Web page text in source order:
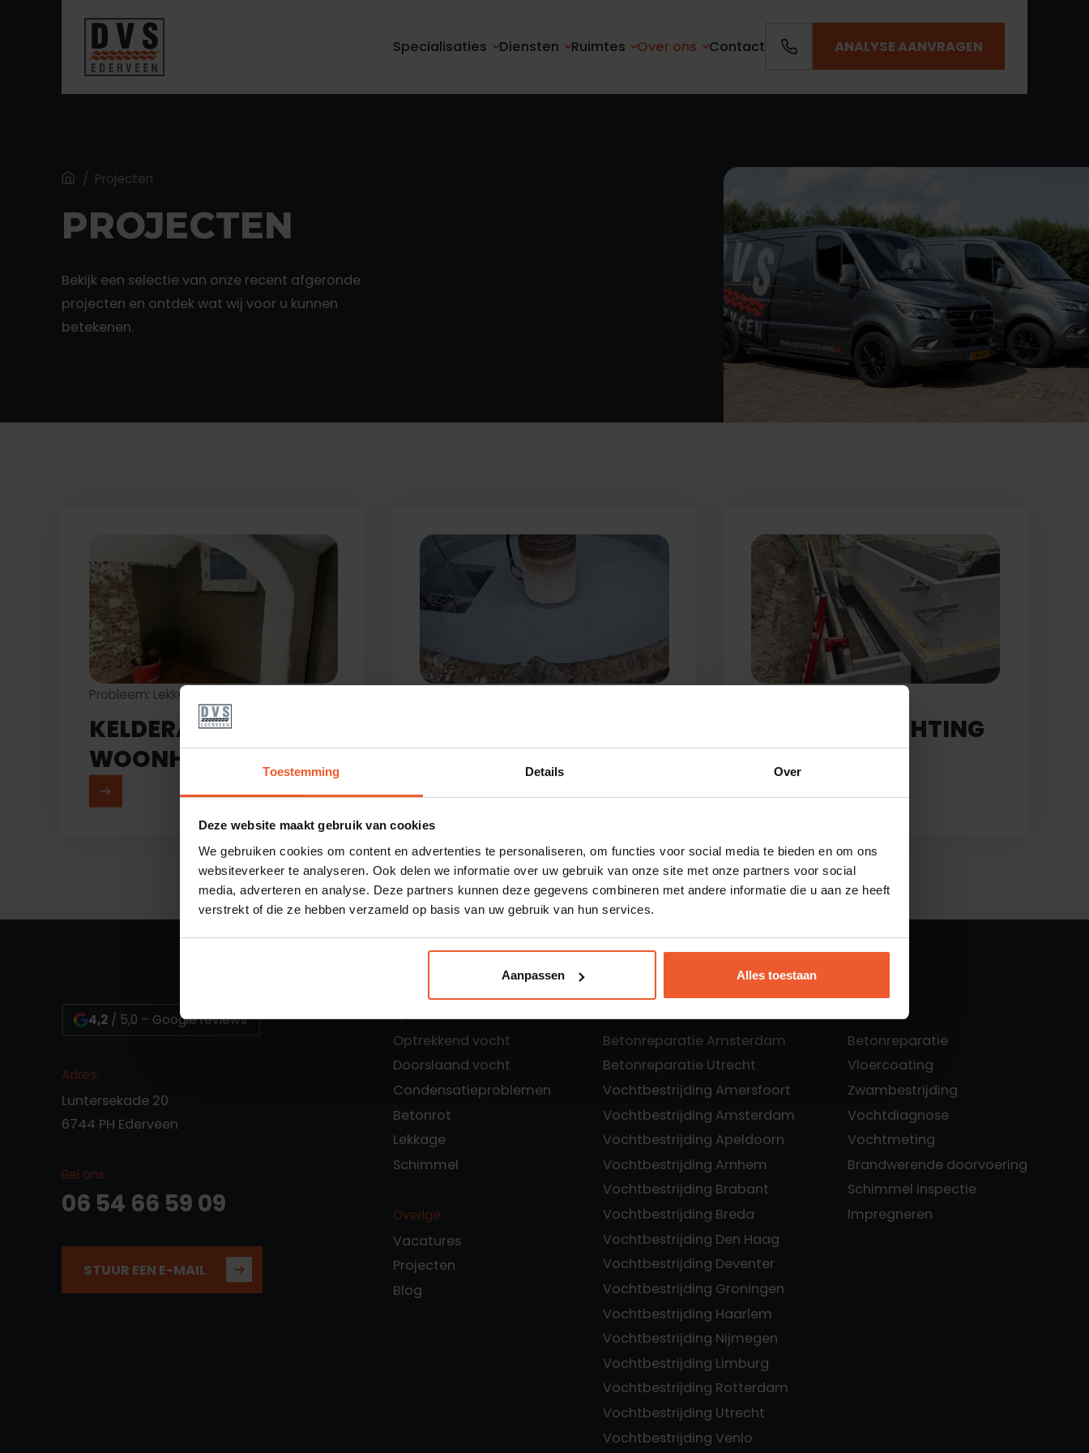
Toestemming Details Over
Deze website maakt gebruik van cookies
We gebruiken cookies om content en advertenties te personaliseren, om functies voor social media te bieden en om ons
websiteverkeer te analyseren. Ook delen we informatie over uw gebruik van onze site met onze partners voor social
media, adverteren en analyse. Deze partners kunnen deze gegevens combineren met andere informatie die u aan ze heeft
verstrekt of die ze hebben verzameld op basis van uw gebruik van hun services.
Aanpassen Alles toestaan
Specialisaties Diensten Ruimtes Over ons Contact ANALYSE AANVRAGEN
Home
/ Projecten
PROJECTEN
Bekijk een selectie van onze recent afgeronde
projecten en ontdek wat wij voor u kunnen
betekenen.
Probleem: Lekke kelder
KELDERAFDICHTING
WOONHUIS
MEER LEZEN
FONTEIN
MEER LEZEN
KELDERAFDICHTING
IN HIERDEN
4,2 / 5,0 – Google reviews
Adres:
Luntersekade 20
6744 PH Ederveen
Bel ons:
06 54 66 59 09
STUUR EEN E-MAIL
Specialisaties
Optrekkend vocht
Doorslaand vocht
Condensatieproblemen
Betonrot
Lekkage
Schimmel
Overige:
Vacatures
Projecten
Blog
Locaties:
Betonreparatie Amsterdam
Betonreparatie Utrecht
Vochtbestrijding Amersfoort
Vochtbestrijding Amsterdam
Vochtbestrijding Apeldoorn
Vochtbestrijding Arnhem
Vochtbestrijding Brabant
Vochtbestrijding Breda
Vochtbestrijding Den Haag
Vochtbestrijding Deventer
Vochtbestrijding Groningen
Vochtbestrijding Haarlem
Vochtbestrijding Nijmegen
Vochtbestrijding Limburg
Vochtbestrijding Rotterdam
Vochtbestrijding Utrecht
Vochtbestrijding Venlo
Diensten:
Betonreparatie
Vloercoating
Zwambestrijding
Vochtdiagnose
Vochtmeting
Brandwerende doorvoering
Schimmel inspectie
Impregneren